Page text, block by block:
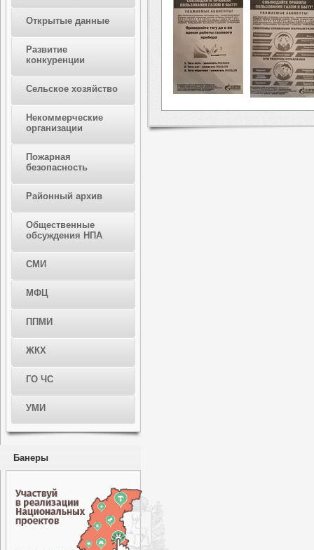
Открытые данные
Развитие
конкуренции
Сельское хозяйство
Некоммерческие
организации
Пожарная
безопасность
Районный архив
Общественные
обсуждения НПА
СМИ
МФЦ
ППМИ
ЖКХ
ГО ЧС
УМИ
Банеры